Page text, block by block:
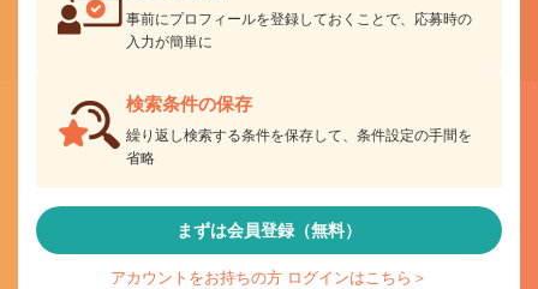
事前にプロフィールを登録しておくことで、応募時の
入力が簡単に
検索条件の保存
繰り返し検索する条件を保存して、条件設定の手間を
省略
まずは会員登録（無料）
アカウントをお持ちの方 ログインはこちら＞